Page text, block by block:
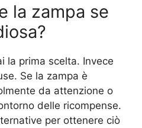
la zampa se
la prima scelta. Invece
Se la zampa è
da attenzione o
delle ricompense.
per ottenere ciò